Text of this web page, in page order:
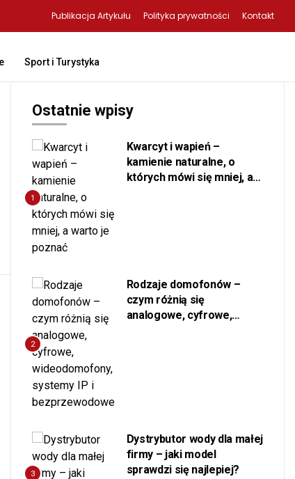
Publikacja Artykułu Polityka prywatności Kontakt
Sport i Turystyka
Ostatnie wpisy
1
Kwarcyt i wapień –
kamienie naturalne, o
których mówi się mniej, a
2
Rodzaje domofonów –
czym różnią się
analogowe, cyfrowe,
3
Dystrybutor wody dla małej
firmy – jaki model
sprawdzi się najlepiej?